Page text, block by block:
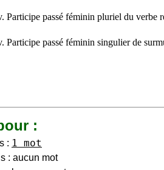
Participe passé féminin pluriel du verbe
Participe passé féminin singulier de
:
: 1 mot
: aucun mot